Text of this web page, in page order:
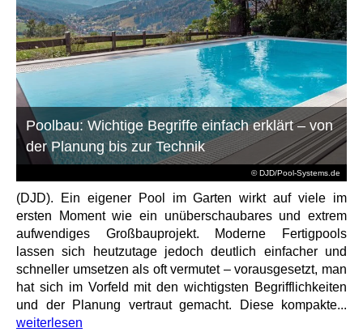
© DJD/Pool-Systems.de
Poolbau: Wichtige Begriffe einfach erklärt – von
der Planung bis zur Technik
(DJD). Ein eigener Pool im Garten wirkt auf viele im
ersten Moment wie ein unüberschaubares und extrem
aufwendiges Großbauprojekt. Moderne Fertigpools
lassen sich heutzutage jedoch deutlich einfacher und
schneller umsetzen als oft vermutet – vorausgesetzt, man
hat sich im Vorfeld mit den wichtigsten Begrifflichkeiten
und der Planung vertraut gemacht. Diese kompakte...
weiterlesen